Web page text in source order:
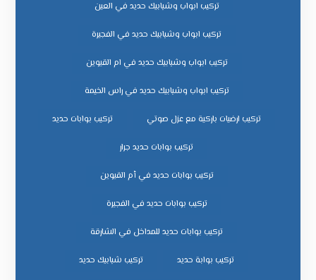
تركيب ابواب وشبابيك حديد في العين
تركيب ابواب وشبابيك حديد في الفجيرة
تركيب ابواب وشبابيك حديد في ام القيوين
تركيب ابواب وشبابيك حديد في راس الخيمة
تركيب ارضيات باركية مع عزل صوتي تركيب بوابات حديد
تركيب بوابات حديد جرار
تركيب بوابات حديد في أم القيوين
تركيب بوابات حديد في الفجيرة
تركيب بوابات حديد للمداخل في الشارقة
تركيب بوابة حديد تركيب شبابيك حديد